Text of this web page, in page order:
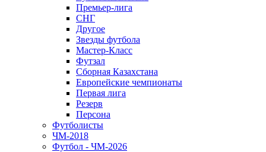
Премьер-лига
СНГ
Другое
Звезды футбола
Мастер-Класс
Футзал
Сборная Казахстана
Европейские чемпионаты
Первая лига
Резерв
Персона
Футболисты
ЧМ-2018
Футбол - ЧМ-2026